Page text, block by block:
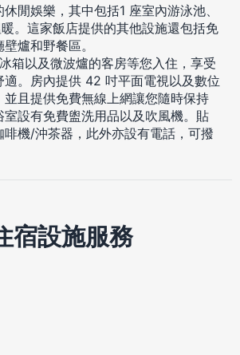
閒娛樂，其中包括1 座室內游泳池、
。這家飯店提供的其他設施還包括免
爐和野餐區。
箱以及微波爐的客房等您入住，享受
適。房內提供 42 吋平面電視以及數位
並且提供免費無線上網讓您隨時保持
設有免費盥洗用品以及吹風機。貼
機/沖茶器，此外亦設有電話，可撥
宿設施服務